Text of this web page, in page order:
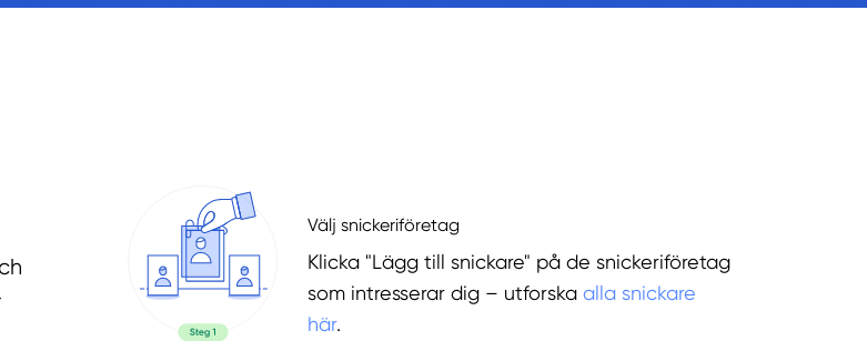
Välj snickeriföretag
Klicka "Lägg till snickare" på de snickeriföretag
som intresserar dig – utforska alla snickare
här.